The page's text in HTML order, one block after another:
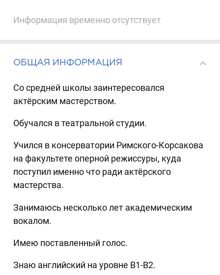
Информация временно отсутствует
ОБЩАЯ ИНФОРМАЦИЯ
Со средней школы заинтересовался
актёрским мастерством.
Обучался в театральной студии.
Учился в консерватории Римского-Корсакова
на факультете оперной режиссуры, куда
поступил именно что ради актёрского
мастерства.
Занимаюсь несколько лет академическим
вокалом.
Имею поставленный голос.
Знаю английский на уровне В1-В2.